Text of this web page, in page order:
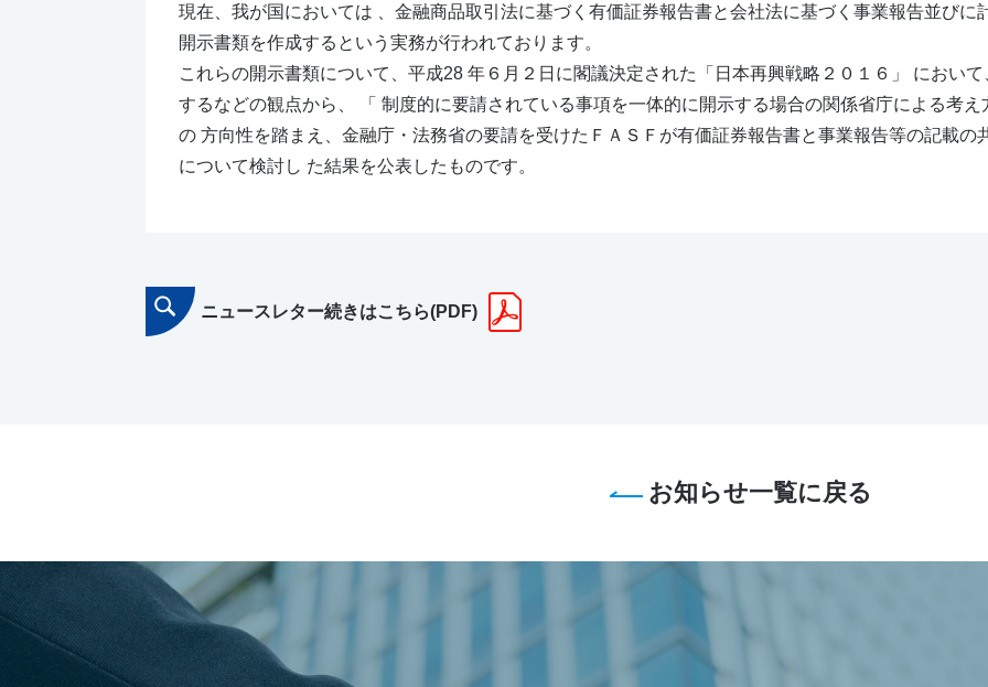
現在、我が国においては 、金融商品取引法に基づく有価証券報告書と会社法に基づく事業報告並びに
開示書類を作成するという実務が行われております。
これらの開示書類について、平成28 年６月２日に閣議決定された「日本再興戦略２０１６」 におい
するなどの観点から、 「 制度的に要請されている事項を一体的に開示する場合の関係省庁による考
の 方向性を踏まえ、金融庁・法務省の要請を受けたＦＡＳＦが有価証券報告書と事業報告等の記載の
について検討し た結果を公表したものです。
ニュースレター続きはこちら(PDF)
お知らせ一覧に戻る